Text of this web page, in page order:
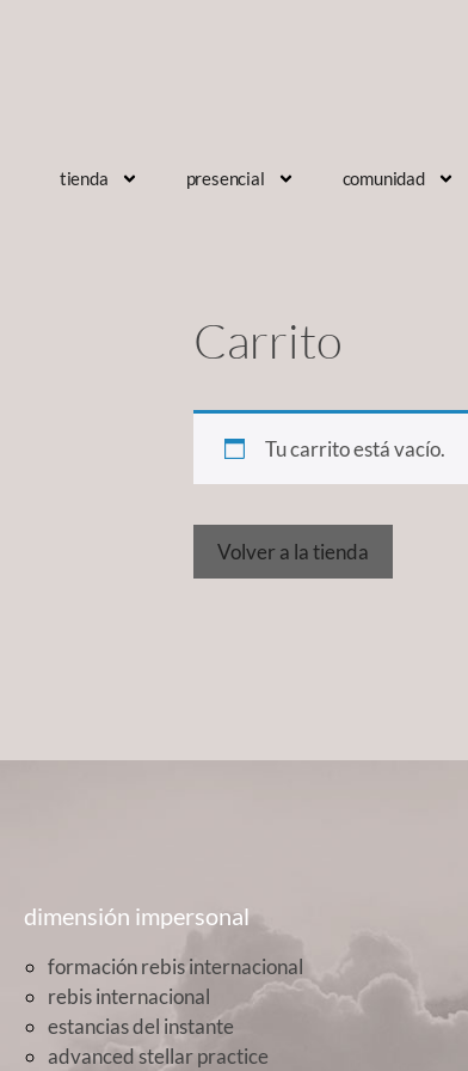
tienda presencial comunidad
Carrito
Tu carrito está vacío.
Volver a la tienda
dimensión impersonal
formación rebis internacional
rebis internacional
estancias del instante
advanced stellar practice